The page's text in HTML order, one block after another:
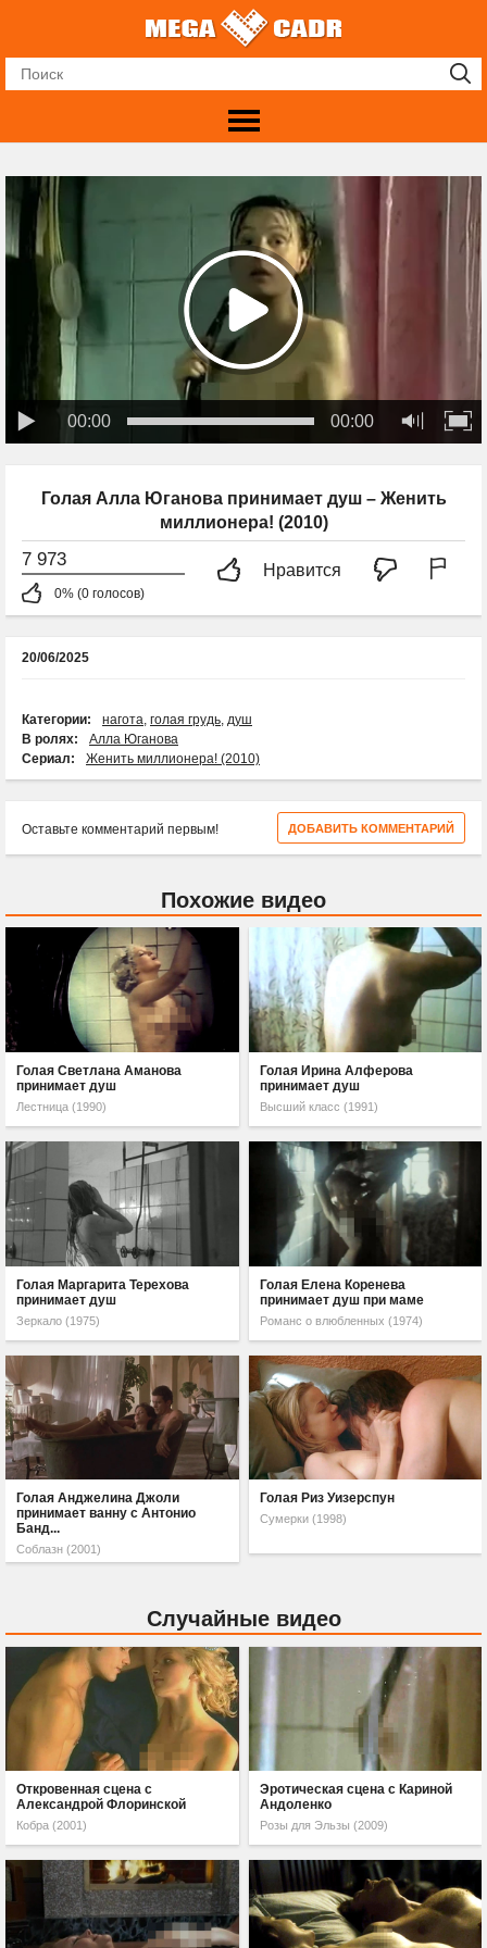
00:00 00:00
Голая Алла Юганова принимает душ – Женить
миллионера! (2010)
7 973
0% (0 голосов)
Нравится
20/06/2025
Категории: нагота, голая грудь, душ
В ролях:
Алла Юганова
Сериал:
Женить миллионера! (2010)
ДОБАВИТЬ КОММЕНТАРИЙ
Оставьте комментарий первым!
Похожие видео
Голая Светлана Аманова
принимает душ
Лестница (1990)
Голая Ирина Алферова
принимает душ
Высший класс (1991)
Голая Маргарита Терехова
принимает душ
Зеркало (1975)
Голая Елена Коренева
принимает душ при маме
Романс о влюбленных (1974)
Голая Анджелина Джоли
принимает ванну с Антонио
Банд...
Соблазн (2001)
Голая Риз Уизерспун
Сумерки (1998)
Случайные видео
Откровенная сцена с
Александрой Флоринской
Кобра (2001)
Эротическая сцена с Кариной
Андоленко
Розы для Эльзы (2009)